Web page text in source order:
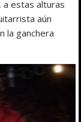
a estas alturas
aún
la ganchera